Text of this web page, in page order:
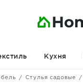
Кухня
Стулья садовые